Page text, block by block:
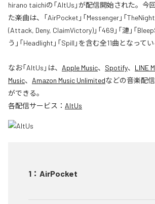
hirano taichiの「AltUs」が配信開始された。今
た楽曲は、「AirPocket」「Messenger」「
(Attack, Deny, ClaimVictory)」「469」「漣」「
う」「Headlight」「Spill」を含む全11曲となってい
なお「AltUs 」は、 Apple Music、 Spotify、 LINE
Music、 Amazon Music Unlimitedなどの音楽配
ができる。
各配信サービス： AltUs
1 ： AirPocket